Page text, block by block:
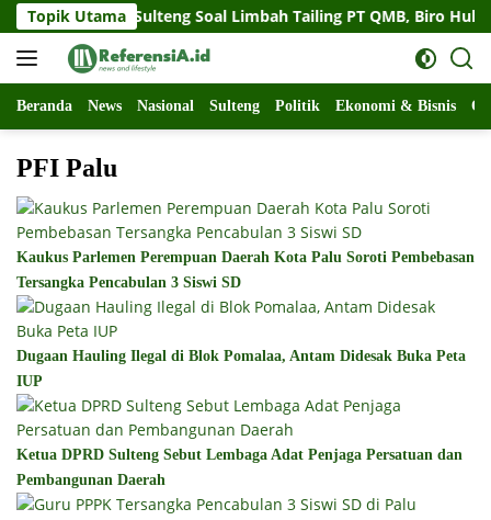
Langsung
ke
konten
Topik Utama
Gubernur Sulteng Soal Limbah Tailing PT QMB, Biro Hukum
Beranda News Nasional Sulteng Politik Ekonomi & Bisnis
PFI Palu
Kaukus Parlemen Perempuan Daerah Kota Palu Soroti Pembebasan
Tersangka Pencabulan 3 Siswi SD
Dugaan Hauling Ilegal di Blok Pomalaa, Antam Didesak Buka Peta
IUP
Ketua DPRD Sulteng Sebut Lembaga Adat Penjaga Persatuan dan
Pembangunan Daerah